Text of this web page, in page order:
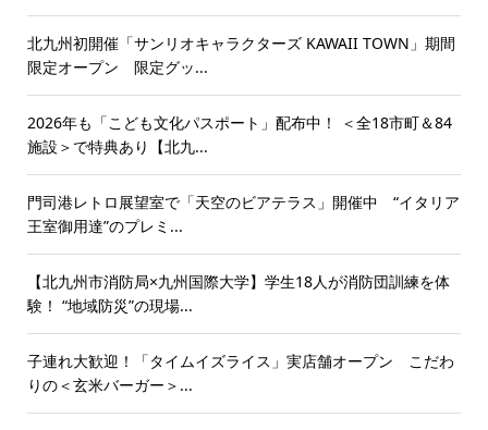
北九州初開催「サンリオキャラクターズ KAWAII TOWN」期間
限定オープン 限定グッ...
2026年も「こども文化パスポート」配布中！ ＜全18市町＆84
施設＞で特典あり【北九...
門司港レトロ展望室で「天空のビアテラス」開催中 “イタリア
王室御用達”のプレミ...
【北九州市消防局×九州国際大学】学生18人が消防団訓練を体
験！ “地域防災”の現場...
子連れ大歓迎！「タイムイズライス」実店舗オープン こだわ
りの＜玄米バーガー＞...